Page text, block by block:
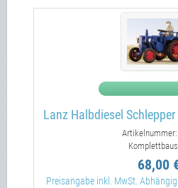
Lanz Halbdiesel
Artikelnummer:
68,00
Preisangabe inkl. MwSt.